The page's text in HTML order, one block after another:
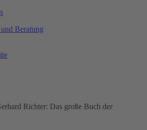
Beratung
Richter: Das große Buch der